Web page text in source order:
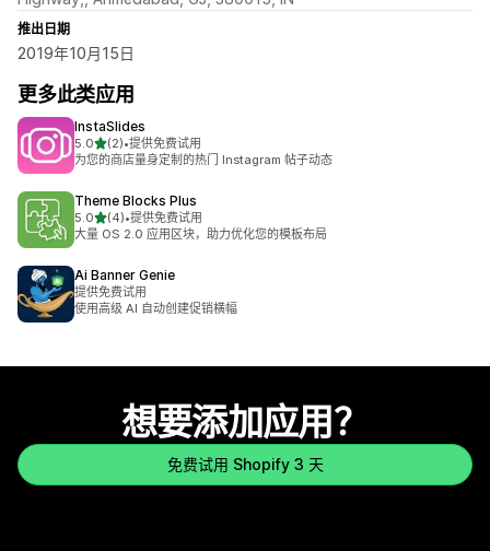
推出日期
2019年10月15日
更多此类应用
InstaSlides
5.0星（满分 5 星）
(2)
总共 2 条评论
•提供免费试用
为您的商店量身定制的热门 Instagram 帖子动态
Theme Blocks Plus
5.0星（满分 5 星）
(4)
总共 4 条评论
•提供免费试用
大量 OS 2.0 应用区块，助力优化您的模板布局
Ai Banner Genie
提供免费试用
使用高级 AI 自动创建促销横幅
想要添加应用？
免费试用 Shopify 3 天